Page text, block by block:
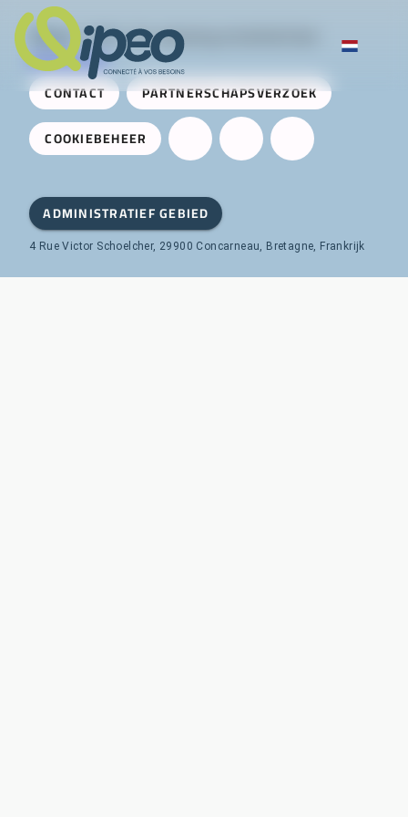
Qipeo © 2025 -Een oplossing ontwikkeld door
AireServices
CONTACT
PARTNERSCHAPSVERZOEK
COOKIEBEHEER
ADMINISTRATIEF GEBIED
4 Rue Victor Schoelcher, 29900 Concarneau, Bretagne, Frankrijk